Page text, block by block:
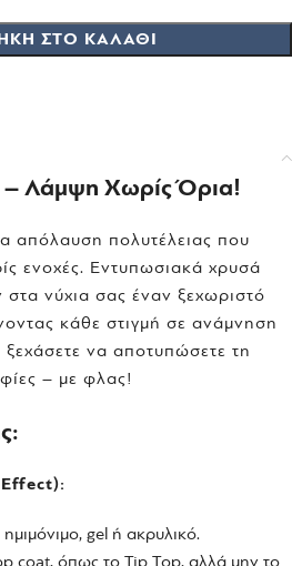
ΣΤΟ ΚΑΛΆΘΙ
– Λάμψη Χωρίς Όρια!
απόλαυση πολυτέλειας που
ενοχές. Εντυπωσιακά χρυσά
νύχια σας έναν ξεχωριστό
κάθε στιγμή σε ανάμνηση
να αποτυπώσετε τη
– με φλας!
gel ή ακρυλικό.
coat, όπως το Tip Top, αλλά μην το